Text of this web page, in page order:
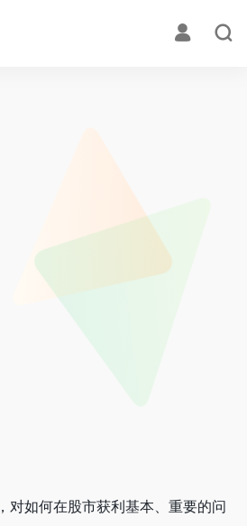
对如何在股市获利基本、重要的问